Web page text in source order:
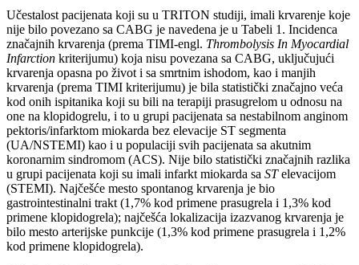
Učestalost pacijenata koji su u TRITON studiji, imali krvarenje koje
nije bilo povezano sa CABG je navedena je u Tabeli 1. Incidenca
značajnih krvarenja (prema TIMI-engl. Thrombolysis In Myocardial
Infarction kriterijumu) koja nisu povezana sa CABG, uključujući
krvarenja opasna po život i sa smrtnim ishodom, kao i manjih
krvarenja (prema TIMI kriterijumu) je bila statistički značajno veća
kod onih ispitanika koji su bili na terapiji prasugrelom u odnosu na
one na klopidogrelu, i to u grupi pacijenata sa nestabilnom anginom
pektoris/infarktom miokarda bez elevacije ST segmenta
(UA/NSTEMI) kao i u populaciji svih pacijenata sa akutnim
koronarnim sindromom (ACS). Nije bilo statistički značajnih razlika
u grupi pacijenata koji su imali infarkt miokarda sa STelevacijom
(STEMI). Najčešće mesto spontanog krvarenja je bio
gastrointestinalni trakt (1,7% kod primene prasugrela i 1,3% kod
primene klopidogrela); najčešća lokalizacija izazvanog krvarenja je
bilo mesto arterijske punkcije (1,3% kod primene prasugrela i 1,2%
kod primene klopidogrela).